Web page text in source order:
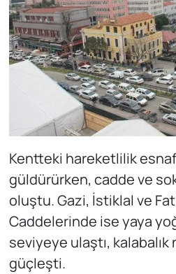
Kentteki hareketlilik
güldürürken, cadde ve
oluştu. Gazi, İstiklal ve
Caddelerinde ise yaya
seviyeye ulaştı,
güçleşti.